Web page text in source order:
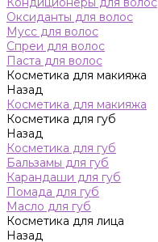
Оксиданты для волос
Мусс для волос
Спреи для волос
Паста для волос
Косметика для макияжа
Назад
Косметика для макияжа
Косметика для губ
Назад
Косметика для губ
Бальзамы для губ
Карандаши для губ
Помада для губ
Масло для губ
Косметика для лица
Назад